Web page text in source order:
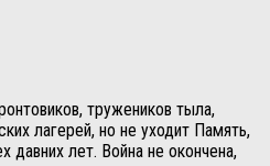
тружеников тыла,
лагерей, но не уходит Память,
давних лет. Война не окончена,